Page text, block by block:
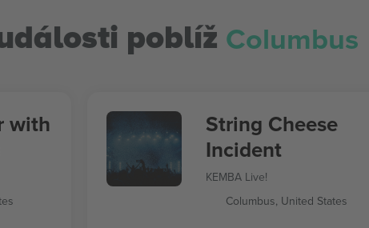
poblíž Columbus
with
String Cheese
Incident
KEMBA Live!
Columbus, United States